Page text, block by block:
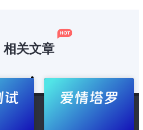
日 手机吉凶
相关文章